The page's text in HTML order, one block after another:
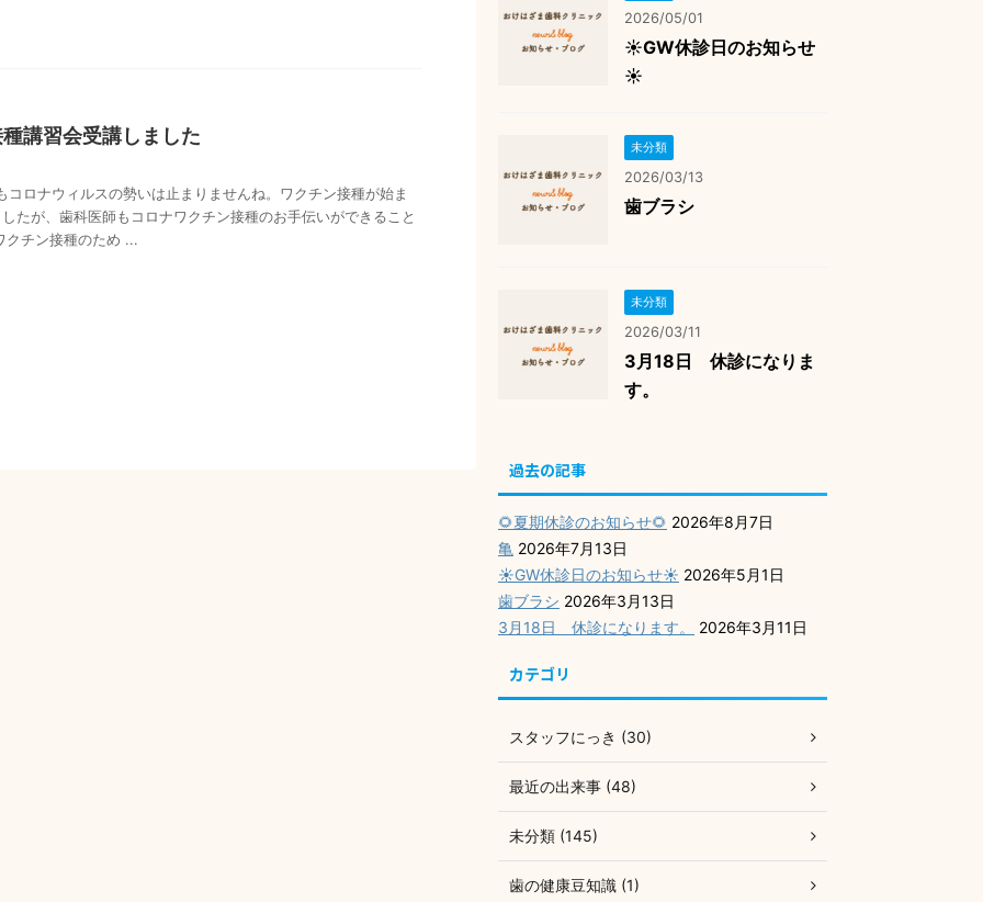
講習会受講しました
コロナウィルスの勢いは止まりませんね。ワクチン接種が始ま
たが、歯科医師もコロナワクチン接種のお手伝いができること
クチン接種のため ...
2026/05/01
☀️GW休診日のお知らせ
☀️
未分類
2026/03/13
歯ブラシ
未分類
2026/03/11
3月18日 休診になりま
す。
過去の記事
🌻夏期休診のお知らせ🌻 2026年8月7日
亀 2026年7月13日
☀️GW休診日のお知らせ☀️ 2026年5月1日
歯ブラシ 2026年3月13日
3月18日 休診になります。
2026年3月11日
カテゴリ
スタッフにっき (30)
最近の出来事 (48)
未分類 (145)
歯の健康豆知識 (1)